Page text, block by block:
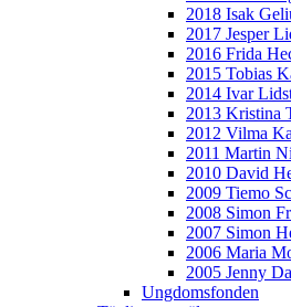
2018 Isak
2017 Jesper
2016 Frida
2015 Tobias
2014 Ivar
2013 Kristina
2012 Vilma
2011 Martin
2010 David
2009 Tiemo
2008 Simon
2007 Simon
2006 Maria
2005 Jenny
Ungdomsfonden